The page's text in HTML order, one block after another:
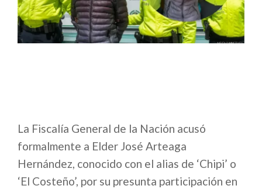
La Fiscalía General de la Nación acusó
formalmente a Elder José Arteaga
Hernández, conocido con el alias de ‘Chipi’ o
‘El Costeño’, por su presunta participación en